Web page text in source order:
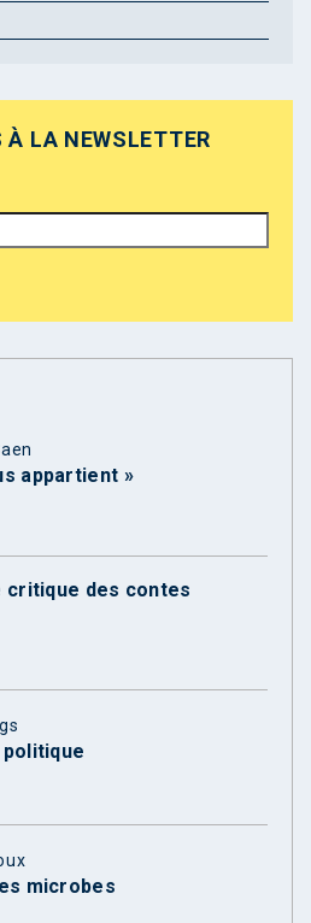
LA NEWSLETTER
appartient »
critique des contes
microbes